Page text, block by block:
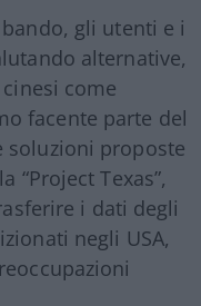
gli utenti e i
alternative,
come
facente parte del
soluzioni proposte
“Project Texas”,
i dati degli
negli USA,